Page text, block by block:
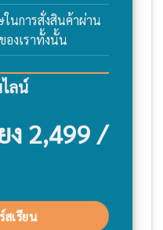
นการสั่งสินค้าผ่าน
องเราทั้งนั้น
ลน์
ง 2,499 /
เรียน